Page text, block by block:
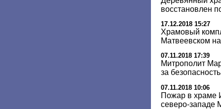
восстановлен
17.12.2018 15:27
Храмовый
Матвеевском
07.11.2018 17:39
Митрополит
за
07.11.2018 10:06
Пожар в храме
северо-западе